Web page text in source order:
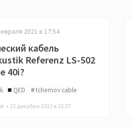
2021 в 17:54
кабель
Referenz LS-502
40i?
QED tchernov cable
• 22 декабря 2022 в 15:37